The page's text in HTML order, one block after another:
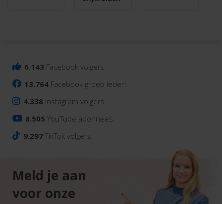
6.143 Facebook volgers
13.764 Facebook groep leden
4.338 Instagram volgers
8.505 YouTube abonnees
9.297 TikTok volgers
Meld je aan
voor onze